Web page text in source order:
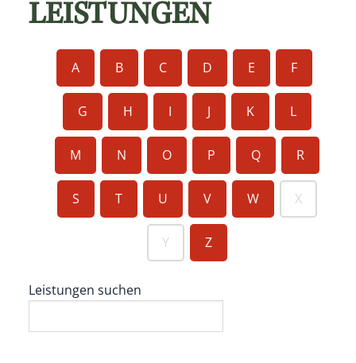
LEISTUNGEN
A B C D E F
G H I J K L
M N O P Q R
S T U V W X
Y Z
Leistungen suchen